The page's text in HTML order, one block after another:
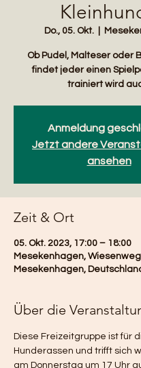
Do., 05. Okt.
  |
Ob Pudel, Malteser oder
findet jeder einen
trainiert wird
Anmeldung
Jetzt andere
ansehen
Zeit & Ort
05. Okt. 2023, 17:00 – 18:00
Mesekenhagen, Wiesenweg
Mesekenhagen,
Über die
Diese Freizeitgruppe ist für
Hunderassen und trifft sich
am Donnerstag um 17 Uhr